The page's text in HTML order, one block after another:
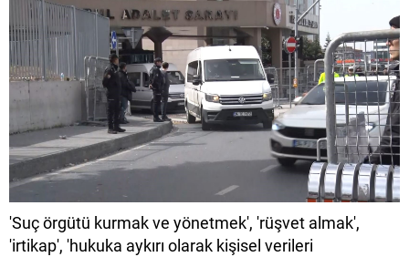
'Suç örgütü kurmak ve yönetmek', 'rüşvet almak',
'irtikap', 'hukuka aykırı olarak kişisel verileri